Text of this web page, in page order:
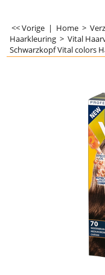
<< Vorige | Home >
Haarkleuring > Vital
Schwarzkopf Vital colors